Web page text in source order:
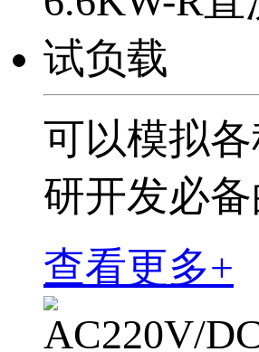
可以模拟
研开发必
查看更多+